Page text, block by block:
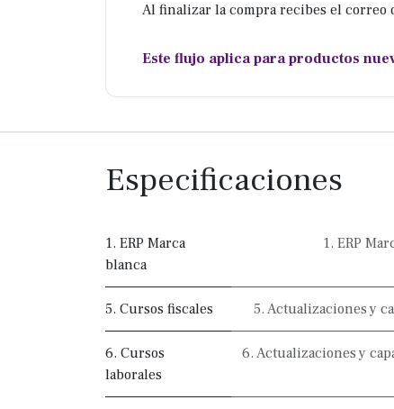
Al finalizar la compra recibes el correo
Este flujo aplica para productos
Especificaciones
1. ERP Marca
blanca
1. ERP
5. Cursos fiscales 5. Actualizaciones y
6. Cursos
laborales
6. Actualizaciones y